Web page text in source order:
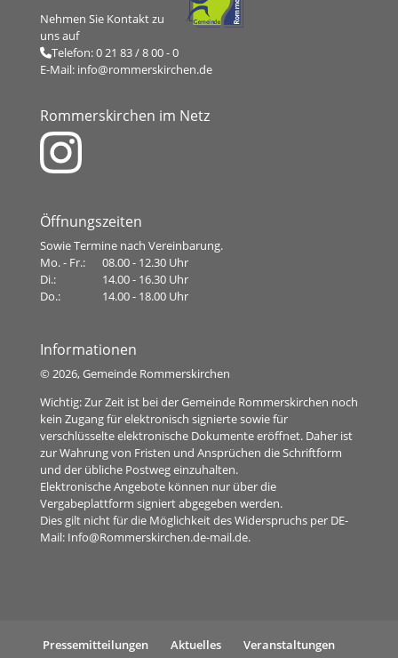
Nehmen Sie Kontakt zu
uns auf
Telefon:0 21 83 / 8 00 - 0
E-Mail: info@rommerskirchen.de
Rommerskirchen im Netz
Öffnungszeiten
Sowie Termine nach Vereinbarung.
Mo. - Fr.:
08.00 - 12.30 Uhr
Di.:
14.00 - 16.30 Uhr
Do.:
14.00 - 18.00 Uhr
Informationen
© 2026, Gemeinde Rommerskirchen
Wichtig: Zur Zeit ist bei der Gemeinde Rommerskirchen noch
kein Zugang für elektronisch signierte sowie für
verschlüsselte elektronische Dokumente eröffnet. Daher ist
zur Wahrung von Fristen und Ansprüchen die Schriftform
und der übliche Postweg einzuhalten.
Elektronische Angebote können nur über die
Vergabeplattform signiert abgegeben werden.
Dies gilt nicht für die Möglichkeit des Widerspruchs per DE-
Mail: Info@Rommerskirchen.de-mail.de.
Pressemitteilungen Aktuelles
Veranstaltungen